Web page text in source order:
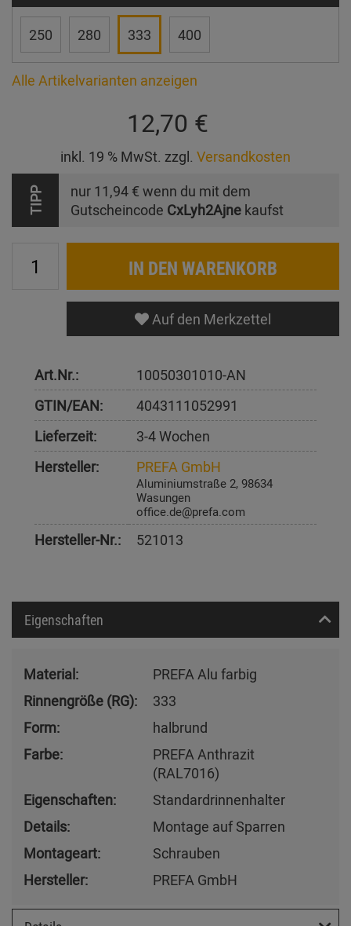
250 280 333 400
Alle Artikelvarianten anzeigen
12,70 €
inkl. 19 % MwSt. zzgl. Versandkosten
TIPP nur 11,94 € wenn du mit dem
Gutscheincode CxLyh2Ajne kaufst
IN DEN WARENKORB
Auf den Merkzettel
Art.Nr.:
10050301010-AN
GTIN/EAN:
4043111052991
Lieferzeit:
3-4 Wochen
Hersteller:
PREFA GmbH
Aluminiumstraße 2, 98634
Wasungen
office.de@prefa.com
Hersteller-Nr.: 521013
Eigenschaften
Material:
PREFA Alu farbig
Rinnengröße (RG):
333
Form:
halbrund
Farbe:
PREFA Anthrazit
(RAL7016)
Eigenschaften:
Standardrinnenhalter
Details:
Montage auf Sparren
Montageart:
Schrauben
Hersteller:
PREFA GmbH